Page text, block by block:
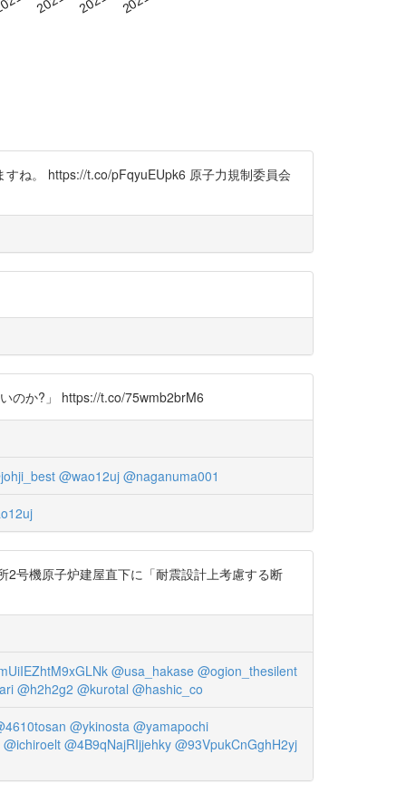
ね。 https://t.co/pFqyuEUpk6 原子力規制委員会
のか?」 https://t.co/75wmb2brM6
@wao12uj @naganuma001
号機原子炉建屋直下に「耐震設計上考慮する断
@usa_hakase @ogion_thesilent
@h2h2g2 @kurotal @hashic_co
@ykinosta @yamapochi
@ichiroelt @4B9qNajRIjjehky @93VpukCnGghH2yj